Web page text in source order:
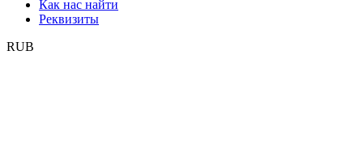
Как нас найти
Реквизиты
RUB